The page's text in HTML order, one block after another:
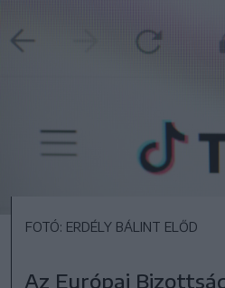
FOTÓ: ERDÉLY BÁLINT ELŐD
Az Európai